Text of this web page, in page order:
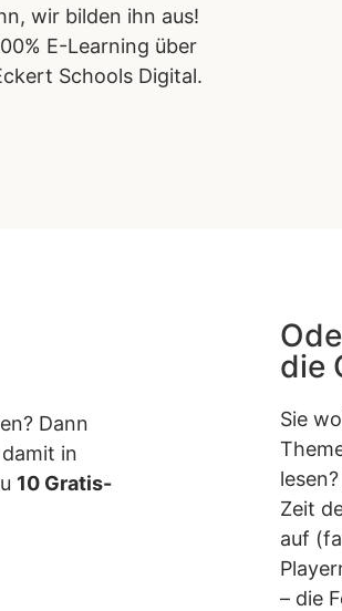
wir bilden ihn aus!
E-Learning über
Schools Digital.
Dann
in
10 Gratis-
die
Sie
Zeit
auf
– die